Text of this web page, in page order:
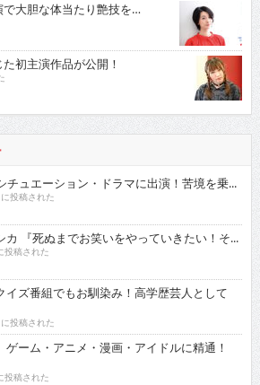
大胆な体当たり艶技を…
初主演作品が公開！
ュエーション・ドラマに出演！苦境を乗...
投稿された
カ 『死ぬまでお笑いをやっていきたい！そ...
稿された
ズ番組でもお馴染み！高学歴芸人として
投稿された
ーム・アニメ・漫画・アイドルに精通！
稿された